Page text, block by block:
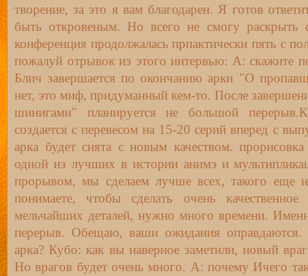
творение, за это я вам благодарен. Я готов
быть откровеным. Но всего не смогу раскрыть
конференция продолжалась прпактически пять с
пожалуй отрывок из этого интервью: А: скажите
Блич завершается по окончанию арки "О
нет, это миф, придуманный кем-то. После
шинигами" планируется не большой
создается с перевесом на 15-20 серий вперед с
арка будет снята с новым качеством.
одной из лучших в истории анимэ и
прорывом, мы сделаем лучше всех, такого еще
понимаете, чтобы сделать очень
мельчайших деталей, нужно много времени.
перерыв. Обещаю, ваши ожидания оправдаются.
арка? Кубо: как вы наверное заметили, новый
Но врагов будет очень много. А: почему Ичего